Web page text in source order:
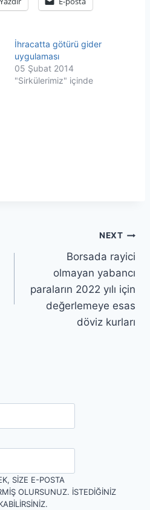
İhracatta götürü gider
uygulaması
05 Şubat 2014
"Sirkülerimiz" içinde
NEXT
Borsada rayici
olmayan yabancı
paraların 2022 yılı için
değerlemeye esas
döviz kurları
SIZE E-POSTA
OLURSUNUZ. İSTEDIĞINIZ